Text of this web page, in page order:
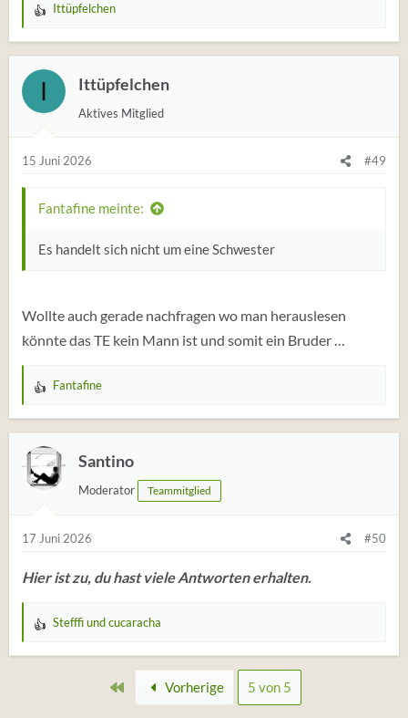
W
r
t
n
e
n
Ittüpfelchen
I Ittüpfelchen
Aktives Mitglied
15 Juni 2026 #49
Fantafine meinte:
Es handelt sich nicht um eine Schwester
Wollte auch gerade nachfragen wo man herauslesen
könnte das TE kein Mann ist und somit ein Bruder …
W
r
t
u
e
n
:
Fantafine
Santino
Moderator Teammitglied
17 Juni 2026 #50
Hier ist zu, du hast viele Antworten erhalten.
W
Stefffiundcucaracha
Erste Vorherige 5 von 5